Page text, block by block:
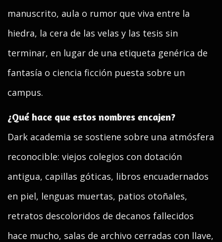
manuscrito, aula o rumor que viva entre la
hiedra, la cera de las velas y las tesis sin
terminar, en lugar de una etiqueta genérica de
fantasía o ciencia ficción puesta sobre un
campus.
¿Qué hace que estos nombres encajen?
Dark academia se sostiene sobre una atmósfera
reconocible: viejos colegios con dotación
antigua, capillas góticas, libros encuadernados
en piel, lenguas muertas, patios otoñales,
retratos descoloridos de decanos fallecidos
hace mucho, salas de archivo cerradas con llave,